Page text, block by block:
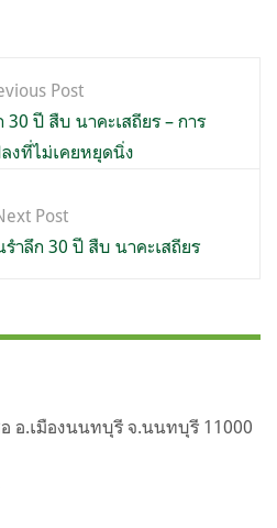
Post
ปี สืบ นาคะเสถียร – การ
งที่ไม่เคยหยุดนิ่ง
Post
ำลึก 30 ปี สืบ นาคะเสถียร
อ.เมืองนนทบุรี จ.นนทบุรี 11000